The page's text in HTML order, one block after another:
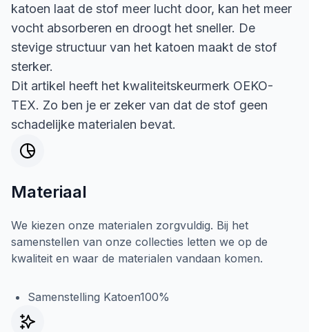
katoen laat de stof meer lucht door, kan het meer
vocht absorberen en droogt het sneller. De
stevige structuur van het katoen maakt de stof
sterker.
Dit artikel heeft het kwaliteitskeurmerk OEKO-
TEX. Zo ben je er zeker van dat de stof geen
schadelijke materialen bevat.
Materiaal
We kiezen onze materialen zorgvuldig. Bij het
samenstellen van onze collecties letten we op de
kwaliteit en waar de materialen vandaan komen.
Samenstelling Katoen100%